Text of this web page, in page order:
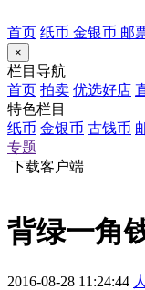
首页 纸币 金银币 邮
×
栏目导航
首页 拍卖 优选好店
特色栏目
纸币 金银币 古钱币
专题
下载客户端
背绿一角
2016-08-28 11:24:44